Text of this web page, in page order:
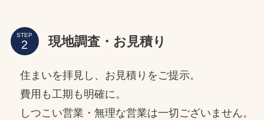
STEP 現地調査・お見積り
住まいを拝見し、お見積りをご提示。
費用も工期も明確に。
しつこい営業・無理な営業は一切ございません。